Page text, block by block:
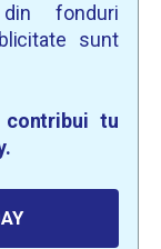
fonduri
sunt
tu